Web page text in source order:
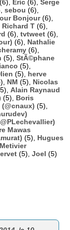
(6), Eric (6), Serge
sebou (6),
Bonjour(6),
Richard T (6),
(6), tvtweet (6),
(6), Nathalie
(6),
(5), StÃ©phane
(5),
(5), herve
NM (5), Nicolas
Alain Raynaud
(5), Boris
(5),
Mawas
(5), Hugues
(5), Joel (5)